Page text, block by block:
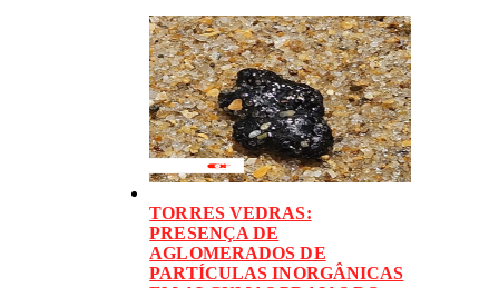
TORRES VEDRAS:
PRESENÇA DE
AGLOMERADOS DE
PARTÍCULAS INORGÂNICAS